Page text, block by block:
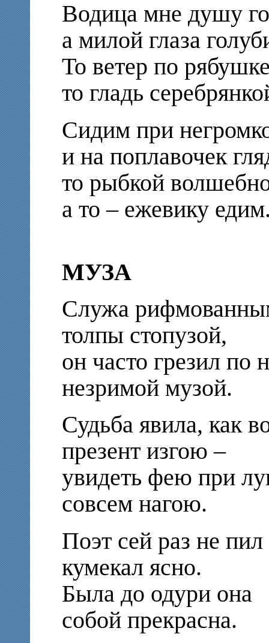
Водица мне душу
а милой глаза
То ветер по
то гладь
Сидим при
и на поплавочек
то рыбкой
а то – ежевику
МУЗА
Служа
толпы стопузой,
он часто грезил по
незримой музой.
Судьба явила, как
презент изгою –
увидеть фею при
совсем нагою.
Поэт сей раз не
кумекал ясно.
Была до одури она
собой прекрасна.